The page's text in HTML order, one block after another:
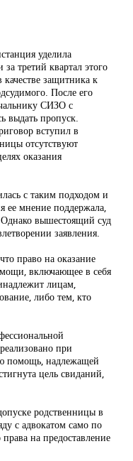
уделила
третий квартал этого
защитника к
После его
СИЗО с
выдать пропуск.
вступил в
отсутствуют
оказания
с таким подходом и
ее мнение поддержала,
вышестоящий суд
заявления.
право на оказание
включающее в себя
лицам,
либо тем, кто
при
помощь, надлежащей
цель свиданий,
родственницы в
с адвокатом само по
на предоставление